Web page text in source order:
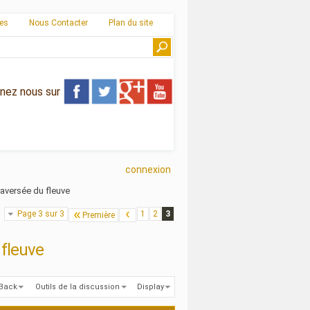
Nous Contacter Plan du site
nous sur
connexion
du fleuve
Page 3 sur 3 Première 1 2 3
Outils de la discussion Display